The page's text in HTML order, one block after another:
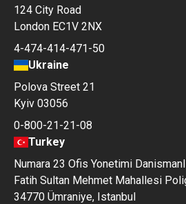
124 City Road
London EC1V 2NX
4-474-414-471-50
Ukraine
Polova Street 21
Kyiv 03056
0-800-21-21-08
Turkey
Numara 23 Ofis Yonetimi
Fatih Sultan Mehmet Mahallesi
34770 Ümraniye, Istanbul